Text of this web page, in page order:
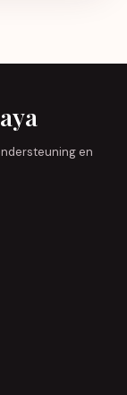
en